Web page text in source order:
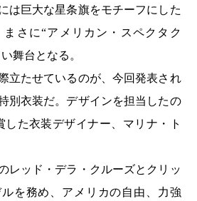
は巨大な星条旗をモチーフにした
さに“アメリカン・スペクタク
舞台となる。
立たせているのが、今回発表され
別衣装だ。デザインを担当したの
した衣装デザイナー、マリナ・ト
レッド・デラ・クルーズとクリッ
を務め、アメリカの自由、力強